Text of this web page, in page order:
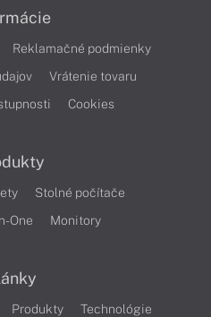
Reklamačné podmienky
Vrátenie tovaru
Cookies
Stolné počítače
One
Monitory
Produkty
Technológie